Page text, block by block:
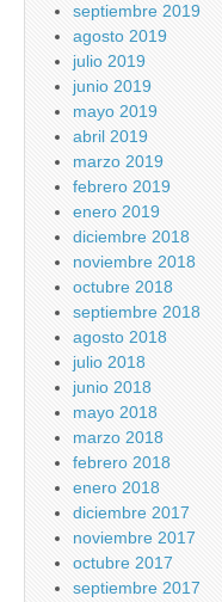
septiembre 2019
agosto 2019
julio 2019
junio 2019
mayo 2019
abril 2019
marzo 2019
febrero 2019
enero 2019
diciembre 2018
noviembre 2018
octubre 2018
septiembre 2018
agosto 2018
julio 2018
junio 2018
mayo 2018
marzo 2018
febrero 2018
enero 2018
diciembre 2017
noviembre 2017
octubre 2017
septiembre 2017